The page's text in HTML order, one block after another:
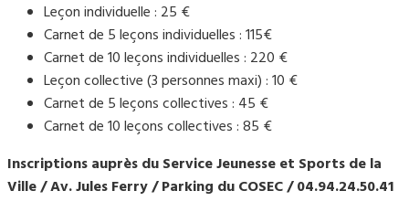
Leçon individuelle : 25 €
Carnet de 5 leçons individuelles : 115€
Carnet de 10 leçons individuelles : 220 €
Leçon collective (3 personnes maxi) : 10 €
Carnet de 5 leçons collectives : 45 €
Carnet de 10 leçons collectives : 85 €
Inscriptions auprès du Service Jeunesse et Sports de la
Ville / Av. Jules Ferry / Parking du COSEC / 04.94.24.50.41